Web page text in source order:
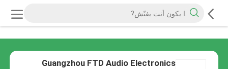
Guangzhou FTD Audio Electronics